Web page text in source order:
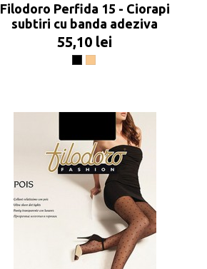
Filodoro Perfida 15 - Ciorapi
subtiri cu banda adeziva
55,10 lei
NegruPlaya F